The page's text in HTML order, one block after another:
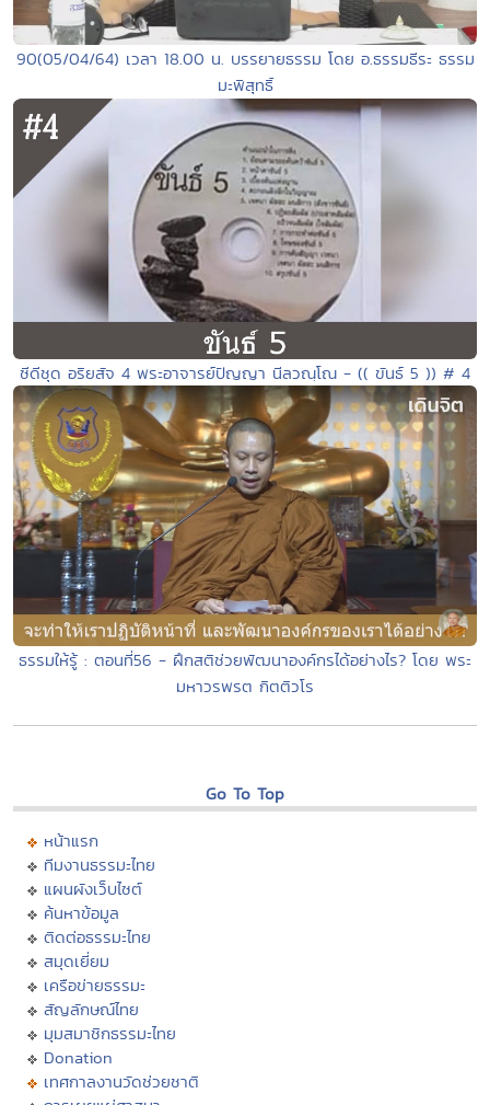
90(05/04/64) เวลา 18.00 น. บรรยายธรรม โดย อ.ธรรมธีระ ธรรม
มะพิสุทธิ์
ซีดีชุด อริยสัจ 4 พระอาจารย์ปัญญา นีลวณฺโณ - (( ขันธ์ 5 )) # 4
ธรรมให้รู้ : ตอนที่56 - ฝึกสติช่วยพัฒนาองค์กรได้อย่างไร? โดย พระ
มหาวรพรต กิตติวโร
Go To Top
หน้าแรก
ทีมงานธรรมะไทย
แผนผังเว็บไซต์
ค้นหาข้อมูล
ติดต่อธรรมะไทย
สมุดเยี่ยม
เครือข่ายธรรมะ
สัญลักษณ์ไทย
มุมสมาชิกธรรมะไทย
Donation
เทศกาลงานวัดช่วยชาติ